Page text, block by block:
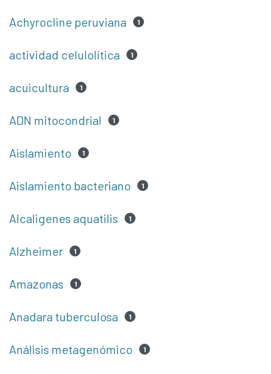
Achyrocline peruviana 1
actividad celulolítica 1
acuicultura 1
ADN mitocondrial 1
Aislamiento 1
Aislamiento bacteriano 1
Alcaligenes aquatilis 1
Alzheimer 1
Amazonas 1
Anadara tuberculosa 1
Análisis metagenómico 1